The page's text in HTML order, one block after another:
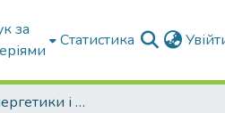
за
Статистика
Факультет Енергетики і комп'ютерних технологій